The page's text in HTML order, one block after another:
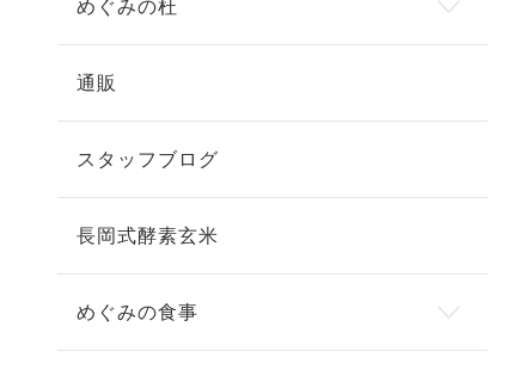
めぐみの杜
通販
スタッフブログ
長岡式酵素玄米
めぐみの食事